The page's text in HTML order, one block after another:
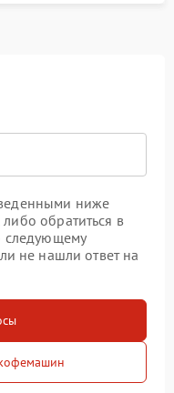
ниже
обратиться в
следующему
не нашли ответ на